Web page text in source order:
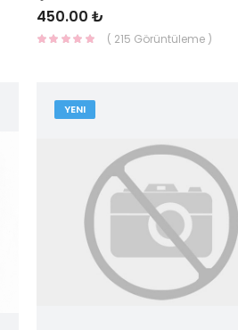
450.00 ₺
( 215 Görüntüleme )
YENI